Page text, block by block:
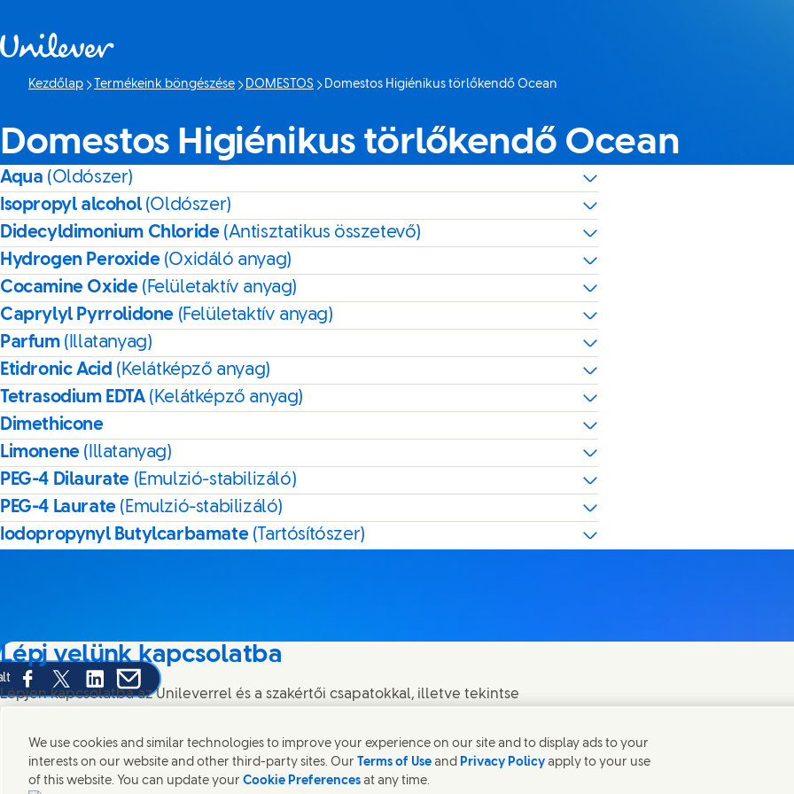
Kezdőlap Termékeink böngészése DOMESTOS
Jelenlegi oldal :
Domestos Higiénikus törlőkendő Ocean
Domestos Higiénikus törlőkendő Ocean
Aqua (Oldószer)
Isopropyl alcohol(Oldószer)
Didecyldimonium Chloride (Antisztatikus összetevő)
Hydrogen Peroxide (Oxidáló anyag)
Cocamine Oxide (Felületaktív anyag)
Caprylyl Pyrrolidone (Felületaktív anyag)
Parfum (Illatanyag)
Etidronic Acid (Kelátképző anyag)
Tetrasodium EDTA (Kelátképző anyag)
Dimethicone
Limonene (Illatanyag)
PEG-4 Dilaurate (Emulzió-stabilizáló)
PEG-4 Laurate (Emulzió-stabilizáló)
Iodopropynyl Butylcarbamate (Tartósítószer)
Share this page on Facebook
Share this page on X
Share this page on Linked In
Share this page on E-mail
Lépj velünk kapcsolatba
Lépjen kapcsolatba az Unileverrel és a szakértői csapatokkal, illetve tekintse
Lépj velünk kapcsolatba
We use cookies and similar technologies to improve your experience on our site and to display ads to your
interests on our website and other third-party sites. Our Terms of Use and Privacy Policy apply to your use
of this website. You can update your Cookie Preferences at any time.